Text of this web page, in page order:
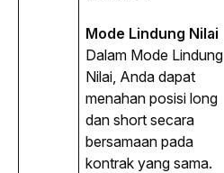
Mode Lindung Nilai
Dalam Mode Lindung
Nilai, Anda dapat
menahan posisi long
dan short secara
bersamaan pada
kontrak yang sama.